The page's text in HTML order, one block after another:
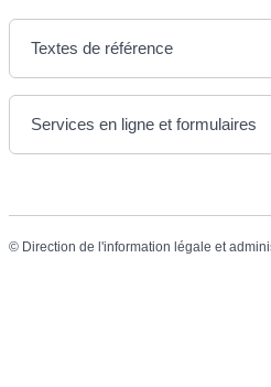
Textes de référence
Services en ligne et formulaires
© Direction de l'information légale et